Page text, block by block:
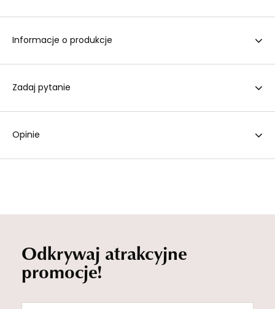
Informacje o produkcje
Zadaj pytanie
Opinie
Odkrywaj atrakcyjne
promocje!